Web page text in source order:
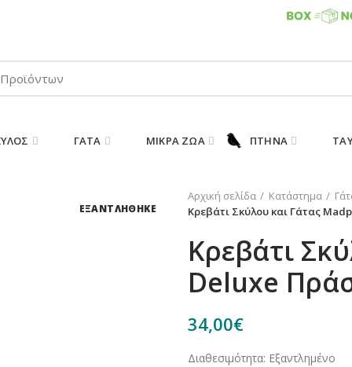
ΓΆΤΑ ΜΙΚΡΆ ΖΏΑ ΠΤΗΝΆ
ΕΞΑΝΤΛΗΘΗΚΕ
Αρχική σελίδα
Κατάστημα
Κρεβάτι Σκύλου και Γάτας
Κρεβάτι
Deluxe
34,00€
Διαθεσιμότητα: Εξαντλημένο